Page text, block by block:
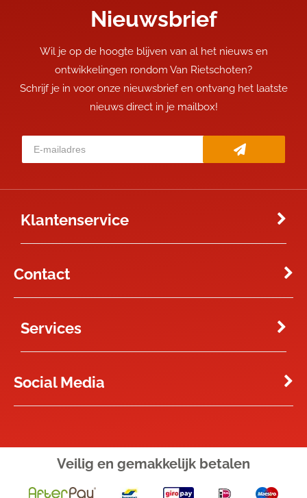
Nieuwsbrief
Wil je op de hoogte blijven van al het nieuws en
ontwikkelingen rondom Van Rietschoten?
Schrijf je in voor onze nieuwsbrief en ontvang het laatste
nieuws direct in je mailbox!
Klantenservice
Contact
Services
Social Media
Veilig en gemakkelijk betalen